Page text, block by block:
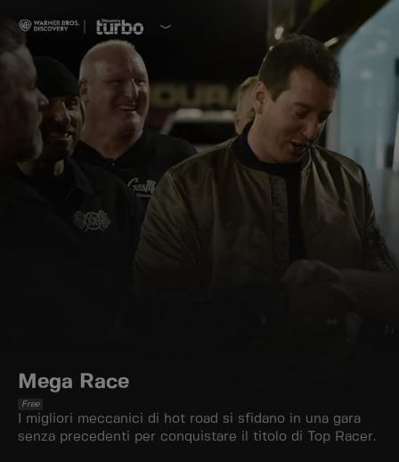
Mega Race
Free
I migliori meccanici di hot road si sfidano in una gara
senza precedenti per conquistare il titolo di Top Racer.